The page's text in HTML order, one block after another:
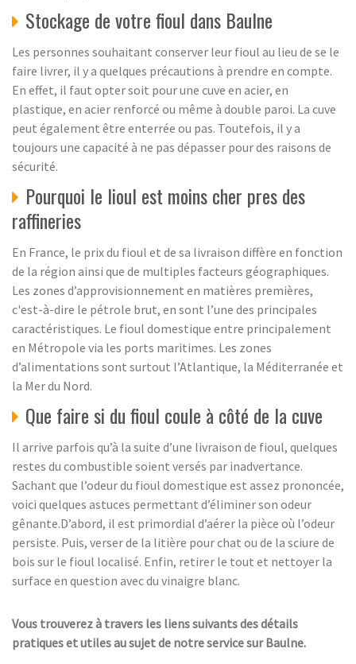
Stockage de votre fioul dans Baulne
Les personnes souhaitant conserver leur fioul au lieu de se le
faire livrer, il y a quelques précautions à prendre en compte.
En effet, il faut opter soit pour une cuve en acier, en
plastique, en acier renforcé ou même à double paroi. La cuve
peut également être enterrée ou pas. Toutefois, il y a
toujours une capacité à ne pas dépasser pour des raisons de
sécurité.
Pourquoi le lioul est moins cher pres des
raffineries
En France, le prix du fioul et de sa livraison diffère en fonction
de la région ainsi que de multiples facteurs géographiques.
Les zones d’approvisionnement en matières premières,
c'est-à-dire le pétrole brut, en sont l’une des principales
caractéristiques. Le fioul domestique entre principalement
en Métropole via les ports maritimes. Les zones
d’alimentations sont surtout l’Atlantique, la Méditerranée et
la Mer du Nord.
Que faire si du fioul coule à côté de la cuve
Il arrive parfois qu’à la suite d’une livraison de fioul, quelques
restes du combustible soient versés par inadvertance.
Sachant que l’odeur du fioul domestique est assez prononcée,
voici quelques astuces permettant d’éliminer son odeur
gênante.D’abord, il est primordial d’aérer la pièce où l’odeur
persiste. Puis, verser de la litière pour chat ou de la sciure de
bois sur le fioul localisé. Enfin, retirer le tout et nettoyer la
surface en question avec du vinaigre blanc.
Vous trouverez à travers les liens suivants des détails
pratiques et utiles au sujet de notre service sur Baulne.